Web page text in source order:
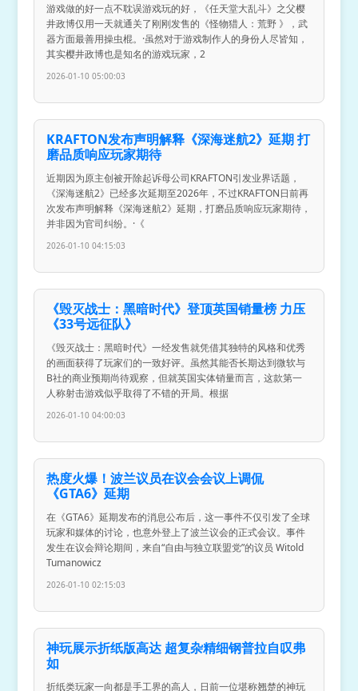
游戏做的好一点不耽误游戏玩的好，《任天堂大乱斗》之父樱
井政博仅用一天就通关了刚刚发售的《怪物猎人：荒野 》，武
器方面最善用操虫棍。·虽然对于游戏制作人的身份人尽皆知，
其实樱井政博也是知名的游戏玩家，2
2026-01-10 05:00:03
KRAFTON发布声明解释《深海迷航2》延期 打
磨品质响应玩家期待
近期因为原主创被开除起诉母公司KRAFTON引发业界话题，
《深海迷航2》已经多次延期至2026年，不过KRAFTON日前再
次发布声明解释《深海迷航2》延期，打磨品质响应玩家期待，
并非因为官司纠纷。·《
2026-01-10 04:15:03
《毁灭战士：黑暗时代》登顶英国销量榜 力压
《33号远征队》
《毁灭战士：黑暗时代》一经发售就凭借其独特的风格和优秀
的画面获得了玩家们的一致好评。虽然其能否长期达到微软与
B社的商业预期尚待观察，但就英国实体销量而言，这款第一
人称射击游戏似乎取得了不错的开局。根据
2026-01-10 04:00:03
热度火爆！波兰议员在议会会议上调侃
《GTA6》延期
在《GTA6》延期发布的消息公布后，这一事件不仅引发了全球
玩家和媒体的讨论，也意外登上了波兰议会的正式会议。事件
发生在议会辩论期间，来自“自由与独立联盟党”的议员 Witold
Tumanowicz
2026-01-10 02:15:03
神玩展示折纸版高达 超复杂精细钢普拉自叹弗
如
折纸类玩家一向都是手工界的高人，日前一位堪称翘楚的神玩